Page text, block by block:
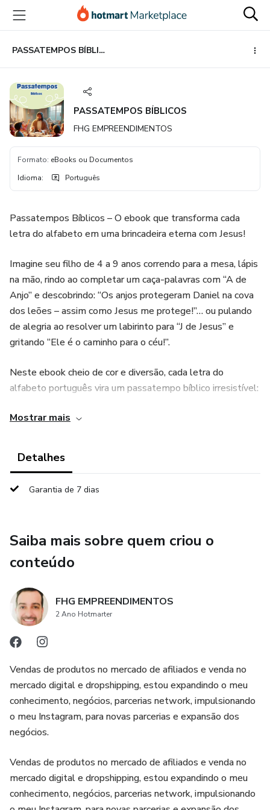
para
conteúdo
principal
para
pagamento
para
rodapé
PASSATEMPOS BÍBLICOS
PASSATEMPOS BÍBLICOS
FHG EMPREENDIMENTOS
Formato: eBooks ou Documentos
Idioma: Português
Passatempos Bíblicos – O ebook que transforma cada
letra do alfabeto em uma brincadeira eterna com Jesus!
Imagine seu filho de 4 a 9 anos correndo para a mesa, lápis
na mão, rindo ao completar um caça-palavras com “A de
Anjo” e descobrindo: “Os anjos protegeram Daniel na cova
dos leões – assim como Jesus me protege!”… ou pulando
de alegria ao resolver um labirinto para “J de Jesus” e
gritando “Ele é o caminho para o céu!”.
Neste ebook cheio de cor e diversão, cada letra do
alfabeto português vira um passatempo bíblico irresistível:
Enigmas e jogos ligados a histórias da Bíblia (caça-
Temas que conectam letras a lições eternas (A de Amor
de Deus, B de Bênçãos, C de Criação…)
São páginas explosivas de aprendizado disfarçado de jogo:
o alfabeto gruda na mente brincando, as atividades
divertem e a Bíblia planta sementes de fé que crescem
para sempre.
Resultado que toda mãe sonha: filho largando o tablet
para “jogar” no ebook, pedindo “mais um passatempo
bíblico” antes de dormir, e começando a falar de Jesus com
brilho nos olhos – sem forçar, só com alegria pura.
Perfeito para pais, avós e educadores que querem
alfabetizar com propósito divino e ver a fé florescer no
coração dos pequenos.
Mostrar mais
Detalhes
Garantia de 7 dias
Saiba mais sobre quem criou o
conteúdo
FHG EMPREENDIMENTOS
2 Ano Hotmarter
Vendas de produtos no mercado de afiliados e venda no
mercado digital e dropshipping, estou expandindo o meu
conhecimento, negócios, parcerias network, impulsionando
o meu Instagram, para novas parcerias e expansão dos
negócios.
Vendas de produtos no mercado de afiliados e venda no
mercado digital e dropshipping, estou expandindo o meu
conhecimento, negócios, parcerias network, impulsionando